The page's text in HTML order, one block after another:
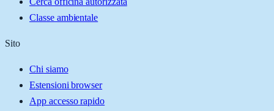
Classe ambientale
Sito
Chi siamo
Estensioni browser
App accesso rapido